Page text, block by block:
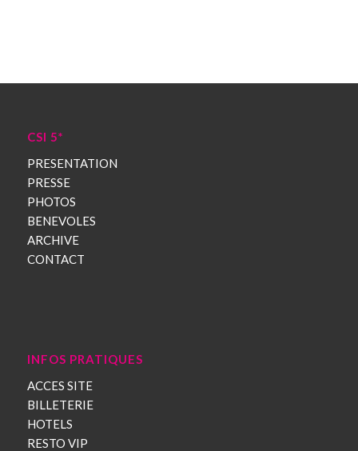
CSI 5*
PRESENTATION
PRESSE
PHOTOS
BENEVOLES
ARCHIVE
CONTACT
INFOS PRATIQUES
ACCES SITE
BILLETERIE
HOTELS
RESTO VIP